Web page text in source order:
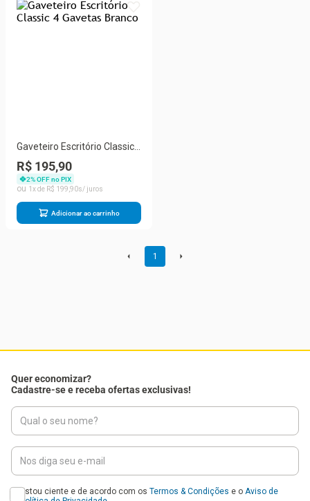
Gaveteiro Escritório Classic
4 Gavetas Branco
R$ 195,90
2% OFF no PIX
1
R$ 199 90
Adicionar ao carrinho
1
Quer economizar?
Cadastre-se e receba ofertas exclusivas!
Estou ciente e de acordo com os Termos & Condições e o Aviso de